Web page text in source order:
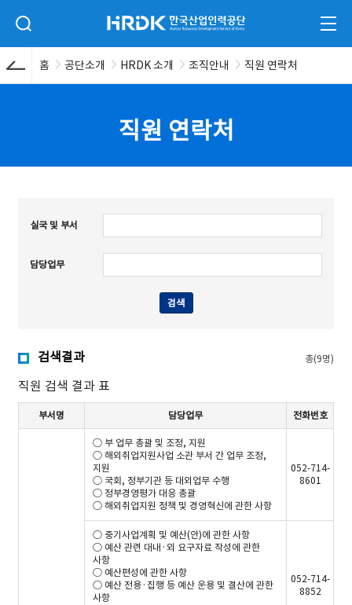
검색 입력폼 열기 HRDK 한국산업인력공단 전체
홈 공단소개 HRDK 소개 조직안내 직원 연락처
직원 연락처
실국 및 부서
담당업무
검색결과 총(9명)
직원 검색 결과 표
부서명 담당업무 전화번호
○ 부 업무 총괄 및 조정, 지원
○ 해외취업지원사업 소관 부서 간 업무 조정,
지원
○ 국회, 정부기관 등 대외업무 수행
○ 정부경영평가 대응 총괄
○ 해외취업지원 정책 및 경영혁신에 관한 사항
052-714-
8601
○ 중기사업계획 및 예산(안)에 관한 사항
○ 예산 관련 대내·외 요구자료 작성에 관한
사항
○ 예산편성에 관한 사항
○ 예산 전용·집행 등 예산 운용 및 결산에 관한
사항
052-714-
8852